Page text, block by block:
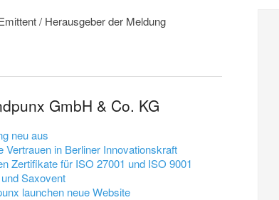
/ Herausgeber der Meldung
GmbH & Co. KG
neu aus
in Berliner Innovationskraft
Zertifikate für ISO 27001 und ISO 9001
Saxovent
launchen neue Website